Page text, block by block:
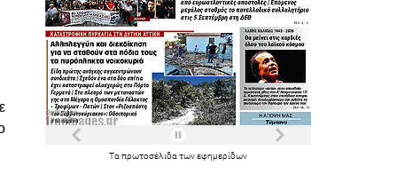
Τα πρωτοσέλιδα τωνεφημερίδων